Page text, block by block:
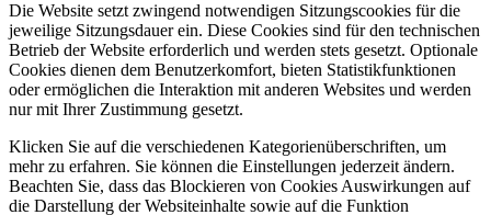
Die Website setzt zwingend notwendigen Sitzungscookies für die
jeweilige Sitzungsdauer ein. Diese Cookies sind für den technischen
Betrieb der Website erforderlich und werden stets gesetzt. Optionale
Cookies dienen dem Benutzerkomfort, bieten Statistikfunktionen
oder ermöglichen die Interaktion mit anderen Websites und werden
nur mit Ihrer Zustimmung gesetzt.
Klicken Sie auf die verschiedenen Kategorienüberschriften, um
mehr zu erfahren. Sie können die Einstellungen jederzeit ändern.
Beachten Sie, dass das Blockieren von Cookies Auswirkungen auf
die Darstellung der Websiteinhalte sowie auf die Funktion